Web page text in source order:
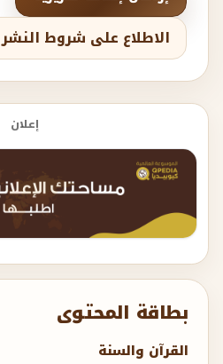
بطاقة المحتوى
القرآن والسنة
الاطلاع على شروط النشر
إعلان